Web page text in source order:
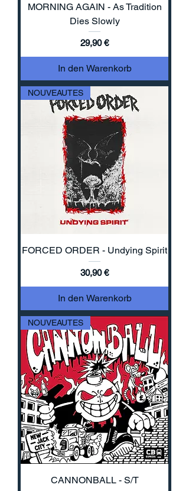
MORNING AGAIN - As Tradition
Dies Slowly
Preis
29,90 €
In den Warenkorb
NOUVEAUTES
FORCED ORDER - Undying Spirit
Preis
30,90 €
In den Warenkorb
NOUVEAUTES
CANNONBALL - S/T